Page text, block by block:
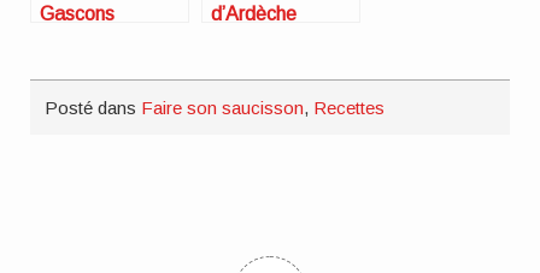
Gascons
d’Ardèche
Posté dans Faire son saucisson, Recettes